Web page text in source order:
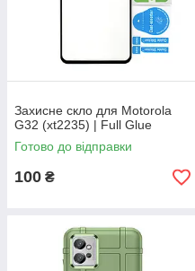
Захисне скло для Motorola
G32 (xt2235) | Full Glue
Готово до відправки
100 ₴